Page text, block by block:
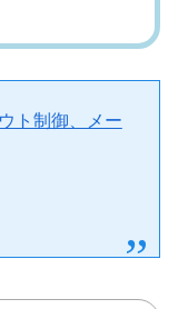
ト制御、メー